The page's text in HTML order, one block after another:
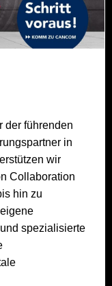
der führenden
in
wir
Collaboration
hin zu
spezialisierte